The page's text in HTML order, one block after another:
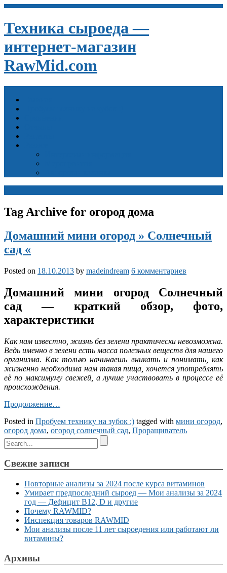
Техника сыроеда —
интернет-магазин
RawMid.com
Tag Archive for огород дома
Домашний мини огород » Солнечный
сад «
Posted on 18.10.2013 by madeindream 6 комментариев
Домашний мини огород Солнечный
сад — краткий обзор, фото,
характеристики
Как нам известно, жизнь без зелени практически невозможна.
Ведь именно в зелени есть масса полезных веществ для нашего
организма. Как только начинаешь вникать и понимать, как
жизненно необходима нам такая пища, хочется употреблять
её по максимуму свежей, а лучше участвовать в процессе её
происхождения.
Продолжение…
Posted in Пробуем технику на зубок :) tagged with мини огород,
огород дома, огород солнечный сад, Проращиватель
Свежие записи
Повторные анализы за 2024 после курса витаминов
Умирает предпоследний сыроед — Мои анализы за 2024
год — Дефицит B12, D и другие
Почему RAWMID?
Инспекция товаров RAWMID
Мои анализы после 11 лет сыроедения или работают ли
витамины?
Архивы